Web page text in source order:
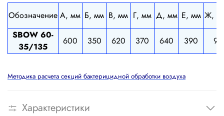
Обозначение А, мм Б, мм В, мм Г, мм Д, мм Е, мм Ж,
SBOW 60-
35/135
600 350 620 370 640 390 9
Методика расчета секций бактерицидной обработки воздуха
Характеристики